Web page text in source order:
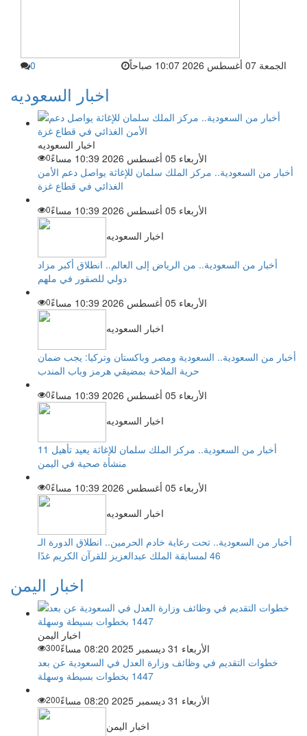
الجمعة 07 أغسطس 2026 10:07 صباحاً 0
اخبار السعوديه
اخبار السعوديه
الأربعاء 05 أغسطس 2026 10:39 مساءً
0
أخبار من السعودية.. مركز الملك سلمان للإغاثة يواصل دعم الأمن
الغذائي في قطاع غزة
الأربعاء 05 أغسطس 2026 10:39 مساءً
0
اخبار السعوديه
أخبار من السعودية.. من الرياض إلى العالم.. انطلاق أكبر مزاد
دولي للصقور في ملهم
الأربعاء 05 أغسطس 2026 10:39 مساءً
0
اخبار السعوديه
أخبار من السعودية.. السعودية ومصر وباكستان وتركيا: يجب ضمان
حرية الملاحة بمضيقي هرمز وباب المندب
الأربعاء 05 أغسطس 2026 10:39 مساءً
0
اخبار السعوديه
أخبار من السعودية.. مركز الملك سلمان للإغاثة يعيد تأهيل 11
منشأة صحية في اليمن
الأربعاء 05 أغسطس 2026 10:39 مساءً
0
اخبار السعوديه
أخبار من السعودية.. تحت رعاية خادم الحرمين.. انطلاق الدورة الـ
46 لمسابقة الملك عبدالعزيز للقرآن الكريم غدًا
اخبار اليمن
اخبار اليمن
الأربعاء 31 ديسمبر 2025 08:20 مساءً
300
خطوات التقديم في وظائف وزارة العدل في السعودية عن بعد
1447 بخطوات بسيطة وسهلة
الأربعاء 31 ديسمبر 2025 08:20 مساءً
200
اخبار اليمن